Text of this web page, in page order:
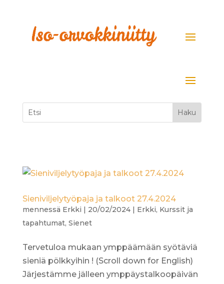
Sieniviljelytyöpaja ja talkoot 27.4.2024
mennessä Erkki | 20/02/2024| Erkki, Kurssit ja
tapahtumat, Sienet
Tervetuloa mukaan ymppäämään syötäviä
sieniä pölkkyihin ! (Scroll down for English)
Järjestämme jälleen ymppäystalkoopäivän